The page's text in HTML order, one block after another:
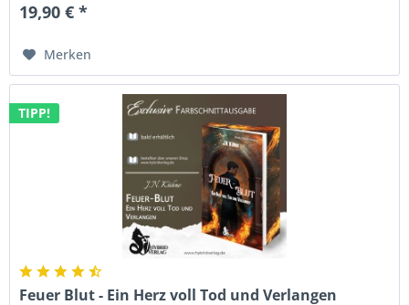
19,90 € *
Merken
TIPP!
Feuer Blut - Ein Herz voll Tod und Verlangen